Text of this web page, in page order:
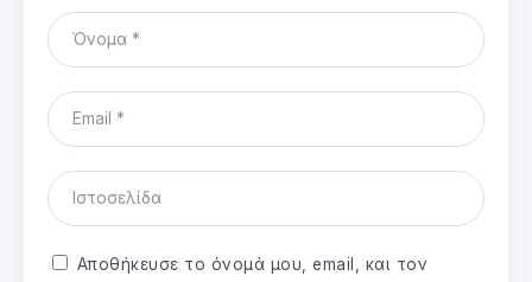
Αποθήκευσε το όνομά μου, email, και τον